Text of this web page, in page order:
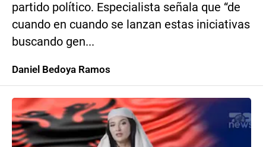
partido político. Especialista señala que “de
cuando en cuando se lanzan estas iniciativas
buscando gen...
Daniel Bedoya Ramos